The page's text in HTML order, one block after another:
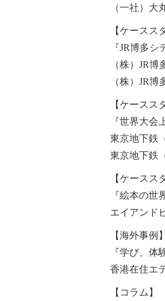
（一社）
【ケースス
『JR博多
（株）JR
（株）JR
【ケースス
『世界大
東京地下鉄
東京地下鉄
【ケースス
『絵本の世
エイアンド
【海外事例】
『学び、体
香港在住エ
【コラム】